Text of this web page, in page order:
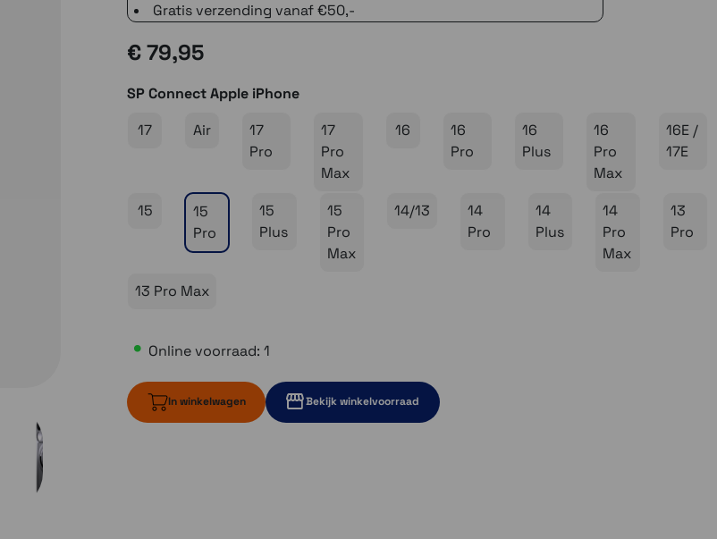
Gratis verzending vanaf €50,-
€ 79,95
SP Connect Apple iPhone
17
Air
17
Pro
17
Pro
Max
16
16
Pro
16
Plus
16
Pro
Max
16E /
17E
15
15
Pro
15
Plus
15
Pro
Max
14/13
14
Pro
14
Plus
14
Pro
Max
13
Pro
13 Pro Max
Online voorraad: 1
In winkelwagen Bekijk winkelvoorraad